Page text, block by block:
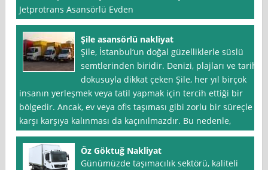
Jetprotrans Asansörlü Evden
Şile asansörlü nakliyat
Şile, İstanbul‘un doğal güzelliklerle süslü
semtlerinden biridir. Denizi, plajları ve tarihi
dokusuyla dikkat çeken Şile, her yıl birçok
insanın yerleşmek veya tatil yapmak için tercih ettiği bir
bölgedir. Ancak, ev veya ofis taşıması gibi zorlu bir süreçle
karşı karşıya kalınması da kaçınılmazdır. Bu nedenle,
Öz Göktuğ Nakliyat
Günümüzde taşımacılık sektörü, kaliteli